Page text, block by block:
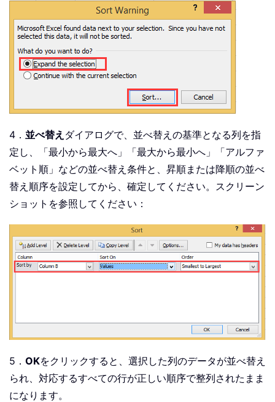
4． 並べ替え ダイアログで、並べ替えの基準となる列を指
定し、「最小から最大へ」「最大から最小へ」「アルファ
ベット順」などの並べ替え条件と、昇順または降順の並べ
替え順序を設定してから、確定してください。スクリーン
ショットを参照してください：
5． OKをクリックすると、選択した列のデータが並べ替え
られ、対応するすべての行が正しい順序で整列されたまま
になります。